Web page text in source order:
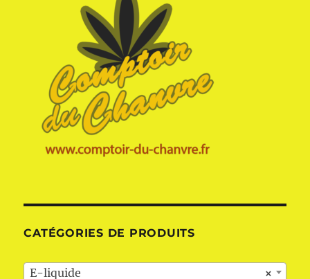
CATÉGORIES DE PRODUITS
×
E-liquide